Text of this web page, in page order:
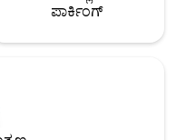
ಪಾರ್ಕಿಂಗ್